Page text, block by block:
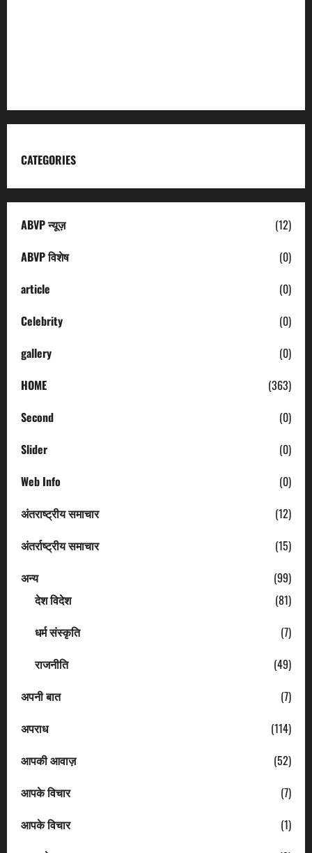
CATEGORIES
ABVP न्यूज़
(12)
ABVP विशेष
(0)
article
(0)
Celebrity
(0)
gallery
(0)
HOME
(363)
Second
(0)
Slider
(0)
Web Info
(0)
अंतराष्ट्रीय समाचार
(12)
अंतर्राष्ट्रीय समाचार
(15)
अन्य
(99)
देश विदेश
(81)
धर्म संस्कृति
(7)
राजनीति
(49)
अपनी बात
(7)
अपराध
(114)
आपकी आवाज़
(52)
आपके विचार
(7)
आपके विचार
(1)